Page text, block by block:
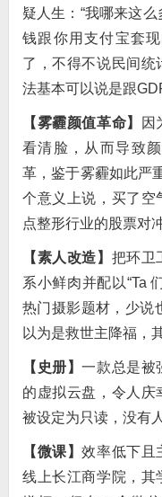
疑人生：“我哪来这
钱跟你用支付宝套
了，不得不说民间统
法基本可以说是跟
【雾霾颜值革命】
因
看清脸，从而导致
革，鉴于雾霾如此严
个意义上说，买了空
点整形行业的股票对
【素人改造】 把环卫
系小鲜肉并配以“Ta
热门摄影题材，少说
以为是救世主降福，
【史册】一款总是被
的虚拟云盘，令人庆
被设定为只读，没有
【微课】效率低下且
线上长江商学院，其